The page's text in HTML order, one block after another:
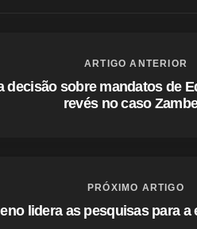
ARTIGO ANTERIOR
decisão sobre mandatos de
revés no caso
PRÓXIMO ARTIGO
lidera as pesquisas para a